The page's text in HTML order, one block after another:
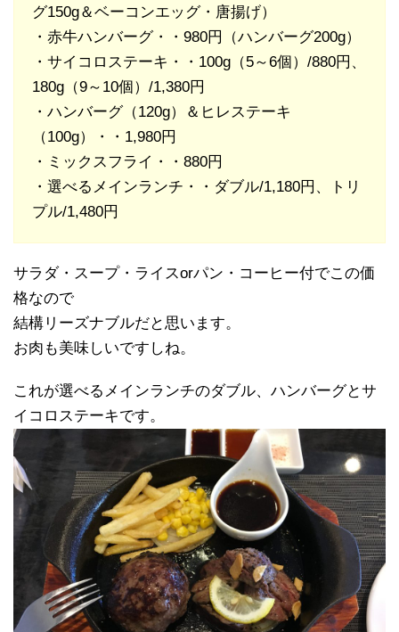
グ150g＆ベーコンエッグ・唐揚げ）
・赤牛ハンバーグ・・980円（ハンバーグ200g）
・サイコロステーキ・・100g（5～6個）/880円、
180g（9～10個）/1,380円
・ハンバーグ（120g）＆ヒレステーキ
（100g）・・1,980円
・ミックスフライ・・880円
・選べるメインランチ・・ダブル/1,180円、トリ
プル/1,480円
サラダ・スープ・ライスorパン・コーヒー付でこの価
格なので
結構リーズナブルだと思います。
お肉も美味しいですしね。
これが選べるメインランチのダブル、ハンバーグとサ
イコロステーキです。